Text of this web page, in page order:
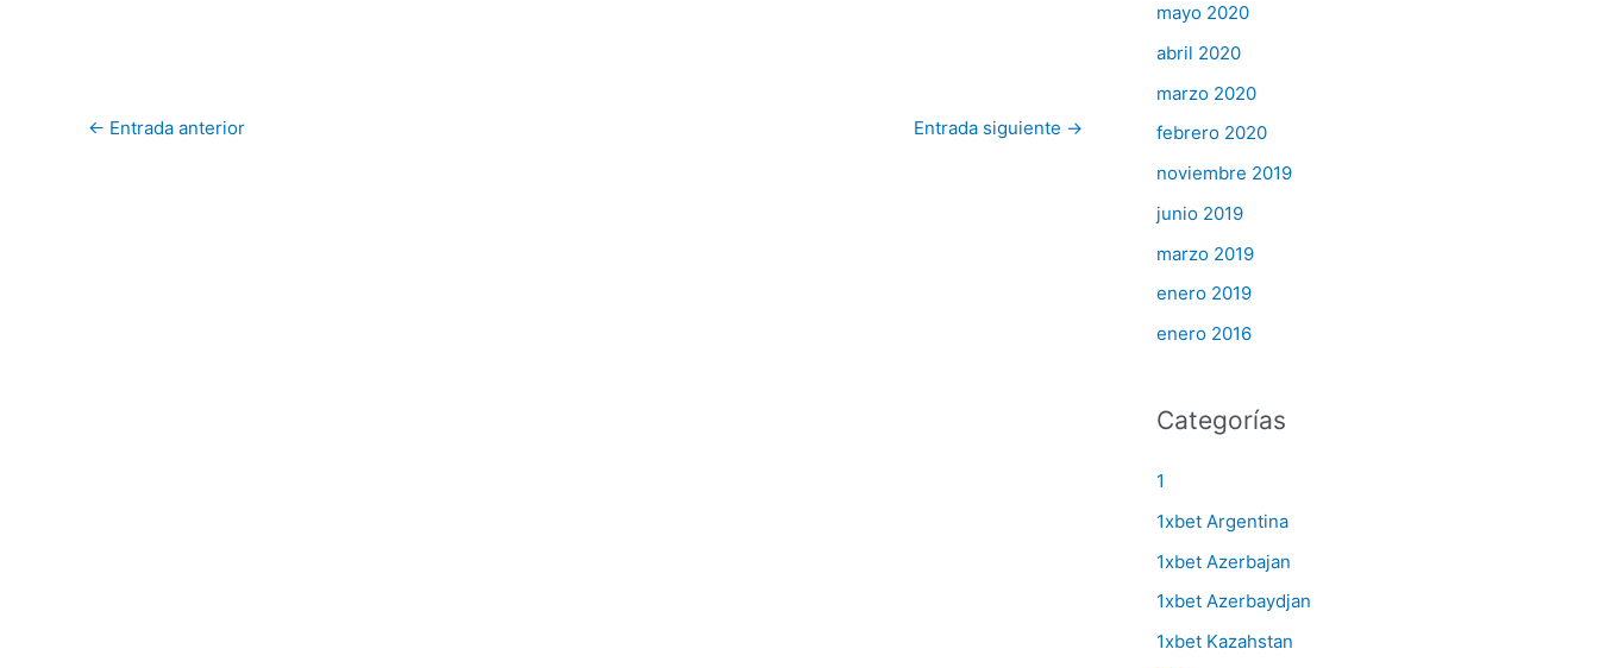
← Entrada anterior Entrada siguiente →
mayo 2020
abril 2020
marzo 2020
febrero 2020
noviembre 2019
junio 2019
marzo 2019
enero 2019
enero 2016
Categorías
1
1xbet Argentina
1xbet Azerbajan
1xbet Azerbaydjan
1xbet Kazahstan